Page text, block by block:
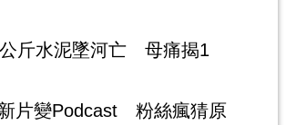
斤水泥墜河亡 母痛揭1
片變Podcast 粉絲瘋猜原